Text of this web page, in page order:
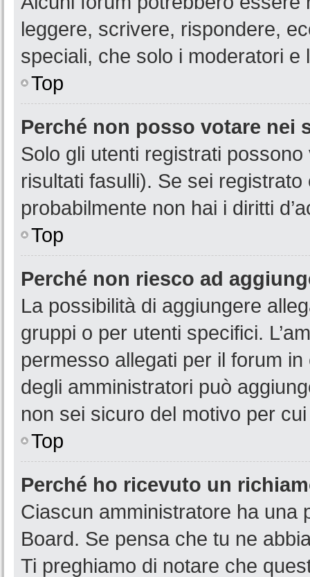
leggere, scrivere, rispondere,
speciali, che solo i moderatori e
Top
Perché non posso votare nei
Solo gli utenti registrati
risultati fasulli). Se sei
probabilmente non hai i diritti
Top
Perché non riesco ad
La possibilità di aggiungere
gruppi o per utenti specifici.
permesso allegati per il forum
degli amministratori può
non sei sicuro del motivo per
Top
Perché ho ricevuto un
Ciascun amministratore ha una
Board. Se pensa che tu ne
Ti preghiamo di notare che